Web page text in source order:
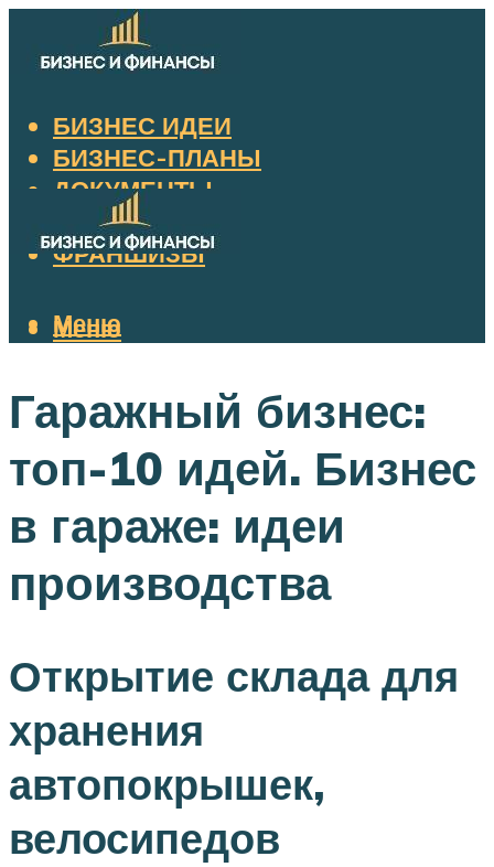
БИЗНЕС ИДЕИ
БИЗНЕС-ПЛАНЫ
ДОКУМЕНТЫ
НАЛОГИ
ФРАНШИЗЫ
Меню
Меню
Гаражный бизнес:
топ-10 идей. Бизнес
в гараже: идеи
производства
Открытие склада для
хранения
автопокрышек,
велосипедов